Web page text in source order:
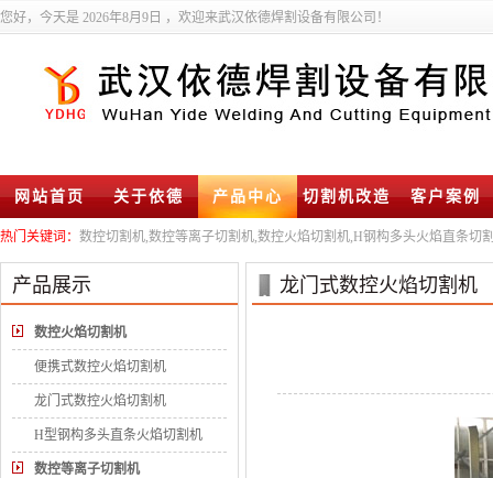
您好，今天是 2026年8月9日 ，欢迎来武汉依德焊割设备有限公司！
网站首页 关于依德 产品中心 切割机改造 客户案例
热门关键词： 数控切割机,数控等离子切割机,数控火焰切割机,H钢构多头火焰直条切
产品展示
数控火焰切割机
便携式数控火焰切割机
龙门式数控火焰切割机
H型钢构多头直条火焰切割机
数控等离子切割机
龙门式数控火焰切割机